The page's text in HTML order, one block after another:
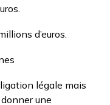
d’euros.
légale mais
une